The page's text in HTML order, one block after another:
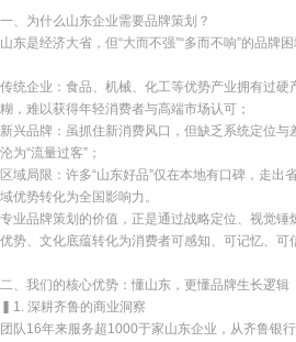
一、为什么山东企业需要品牌策划？
山东是经济大省，但“大而不强”“多而不响”的品牌困
传统企业：食品、机械、化工等优势产业拥有过硬
糊，难以获得年轻消费者与高端市场认可；
新兴品牌：虽抓住新消费风口，但缺乏系统定位与
沦为“流量过客”；
区域局限：许多“山东好品”仅在本地有口碑，走出
域优势转化为全国影响力。
专业品牌策划的价值，正是通过战略定位、视觉锤
优势、文化底蕴转化为消费者可感知、可记忆、可
二、我们的核心优势：懂山东，更懂品牌生长逻辑
▍1. 深耕齐鲁的商业洞察
团队16年来服务超1000于家山东企业，从齐鲁银